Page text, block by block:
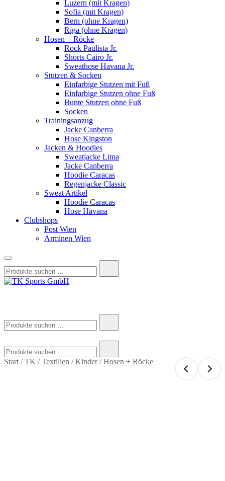
Luzern (mit Kragen)
Sofia (mit Kragen)
Bern (ohne Kragen)
Riga (ohne Kragen)
Hosen + Röcke
Rock Paulista Jr.
Shorts Cairo Jr.
Sweathose Havana Jr.
Stutzen & Socken
Einfarbige Stutzen mit Fuß
Einfarbige Stutzen ohne Fuß
Bunte Stutzen ohne Fuß
Socken
Trainingsanzug
Jacke Canberra
Hose Kingston
Jacken & Hoodies
Sweatjacke Lima
Jacke Canberra
Hoodie Caracas
Regenjacke Classic
Sweat Artikel
Hoodie Caracas
Hose Havana
Clubshops
Post Wien
Arminen Wien
nach:
nach:
nach:
Start /TK /Textilien /Kinder/Hosen + Röcke